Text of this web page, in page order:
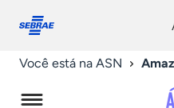
conosco
Você está na ASN